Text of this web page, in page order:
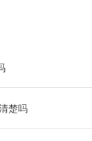
楚吗